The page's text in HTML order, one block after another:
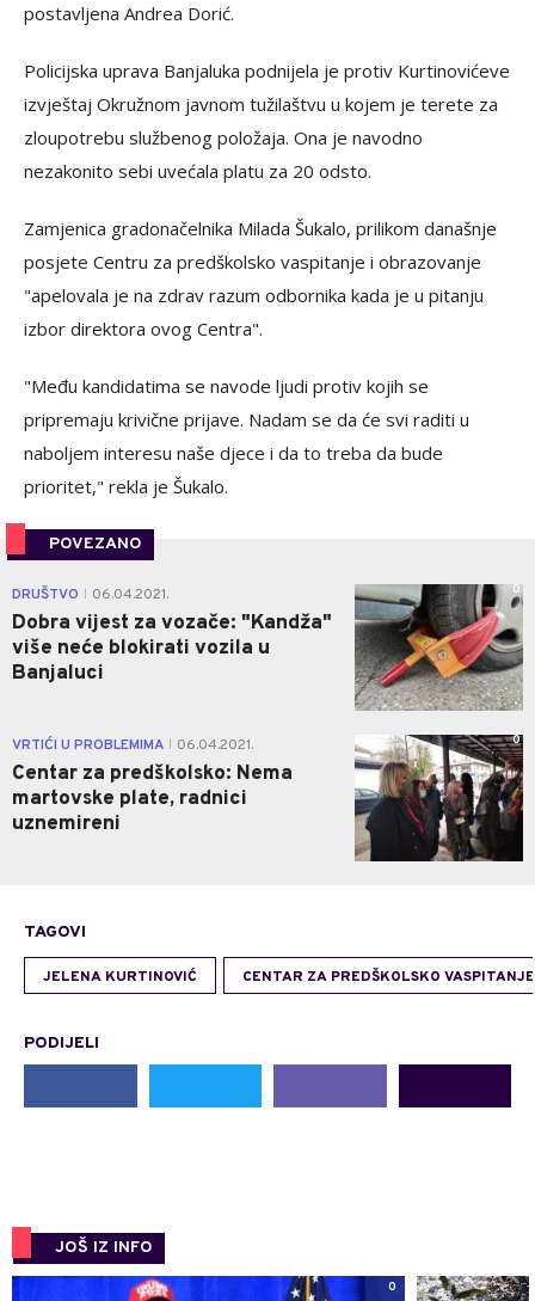
postavljena Andrea Dorić.
Policijska uprava Banjaluka podnijela je protiv Kurtinovićeve
izvještaj Okružnom javnom tužilaštvu u kojem je terete za
zloupotrebu službenog položaja. Ona je navodno
nezakonito sebi uvećala platu za 20 odsto.
Zamjenica gradonačelnika Milada Šukalo, prilikom današnje
posjete Centru za predškolsko vaspitanje i obrazovanje
"apelovala je na zdrav razum odbornika kada je u pitanju
izbor direktora ovog Centra".
"Među kandidatima se navode ljudi protiv kojih se
pripremaju krivične prijave. Nadam se da će svi raditi u
naboljem interesu naše djece i da to treba da bude
prioritet," rekla je Šukalo.
POVEZANO
DRUŠTVO 06.04.2021.
Dobra vijest za vozače: "Kandža"
više neće blokirati vozila u
Banjaluci
0
VRTIĆI U PROBLEMIMA 06.04.2021.
Centar za predškolsko: Nema
martovske plate, radnici
uznemireni
0
TAGOVI
JELENA KURTINOVIĆ CENTAR ZA PREDŠKOLSKO
PODIJELI
JOŠ IZ INFO
0